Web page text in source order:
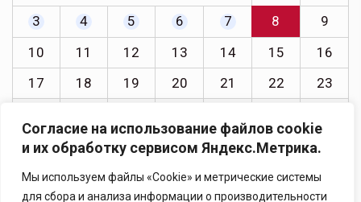
Согласие на использование файлов cookie
и их обработку сервисом Яндекс.Метрика.
Мы используем файлы «Cookie» и метрические системы
для сбора и анализа информации о производительности
3
4 5 6 7 8
9
10
11 12 13 14 15
16
17
18 19 20 21 22
23
31
« Июл